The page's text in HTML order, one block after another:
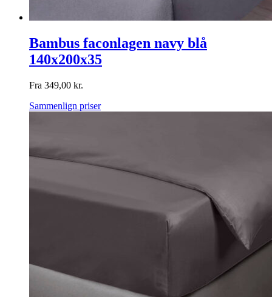
Bambus faconlagen navy blå
140x200x35
Fra 349,00 kr.
Sammenlign priser